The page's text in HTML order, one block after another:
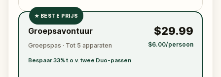
✓
✓
★ BESTE PRIJS
Groepsavontuur
Groepspas · Tot 5 apparaten
Bespaar 33% t.o.v. twee Duo-passen
$29.99
$6.00/persoon